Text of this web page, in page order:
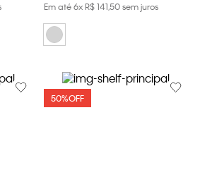
Em até6xR$14150sem juros
50%OFF